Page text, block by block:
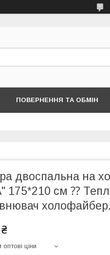
ПОВЕРНЕННЯ ТА ОБМІН
двоспальна на
175*210 см ⁇
холофайбер.
ціни